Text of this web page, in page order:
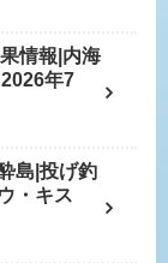
情報|内海
年7
島|投げ釣
・キス